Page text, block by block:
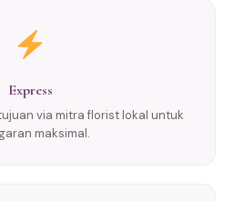
Express
via mitra florist lokal untuk
maksimal.